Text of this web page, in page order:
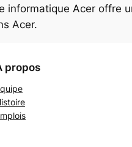
Acer offre
Acer.
propos